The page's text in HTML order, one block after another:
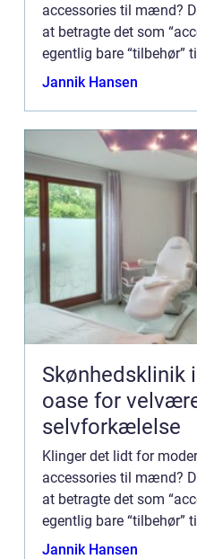
accessories til mænd?
at betragte det som
egentlig bare “tilbehør”
Jannik Hansen
Skønhedsklinik
oase for
selvforkælelse
Klinger det lidt for
accessories til mænd?
at betragte det som
egentlig bare “tilbehør”
Jannik Hansen